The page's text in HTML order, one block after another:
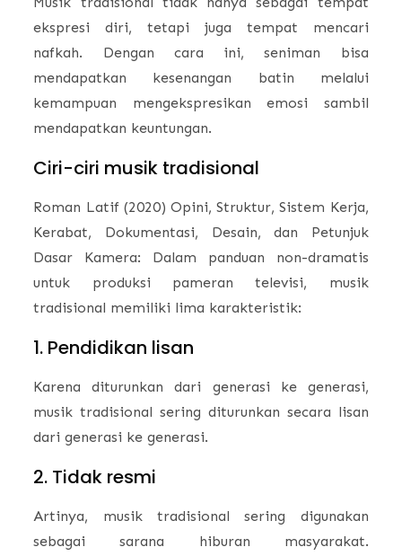
ekspresi diri, tetapi juga tempat mencari
nafkah. Dengan cara ini, seniman bisa
mendapatkan kesenangan batin melalui
kemampuan mengekspresikan emosi sambil
mendapatkan keuntungan.
Ciri-ciri musik tradisional
Roman Latif (2020) Opini, Struktur, Sistem Kerja,
Kerabat, Dokumentasi, Desain, dan Petunjuk
Dasar Kamera: Dalam panduan non-dramatis
untuk produksi pameran televisi, musik
tradisional memiliki lima karakteristik:
1. Pendidikan lisan
Karena diturunkan dari generasi ke generasi,
musik tradisional sering diturunkan secara lisan
dari generasi ke generasi.
2. Tidak resmi
Artinya, musik tradisional sering digunakan
sebagai sarana hiburan masyarakat.